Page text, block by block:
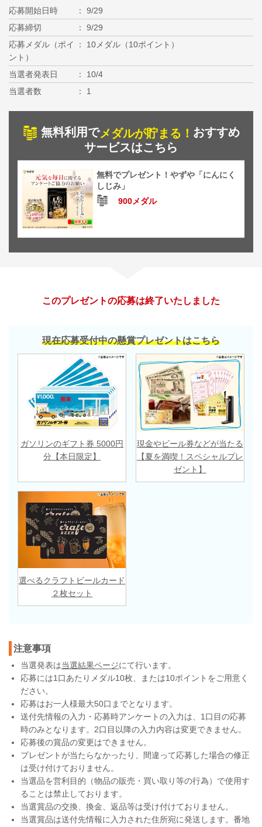
応募開始日時
9/29
応募締切
9/29
応募メダル（ポイ
ント）
10メダル（10ポイント）
当選者発表日
10/4
当選者数
1
無料利用でメダルが貯まる！ おすすめ
サービスはこちら
無料でプレゼント！やずや「にんにく
しじみ」
900メダル
このプレゼントの応募は終了いたしました
現在応募受付中の懸賞プレゼントはこちら
ガソリンのギフト券 5000円
分【本日限定】
現金やビール券などが当たる
【夏を満喫！スペシャルプレ
ゼント】
選べるクラフトビールカード
２枚セット
注意事項
当選発表は当選結果ページにて行います。
応募には1口あたりメダル10枚、または10ポイントをご用意く
ださい。
応募はお一人様最大50口までとなります。
送付先情報の入力・応募時アンケートの入力は、1口目の応募
時のみとなります。2口目以降の入力内容は変更できません。
応募後の賞品の変更はできません。
プレゼントが当たらなかったり、間違って応募した場合の修正
は受け付けておりません。
当選品を営利目的（物品の販売・買い取り等の行為）で使用す
ることは禁止しております。
当選賞品の交換、換金、返品等は受け付けておりません。
当選賞品は送付先情報に入力された住所宛に発送します。番地